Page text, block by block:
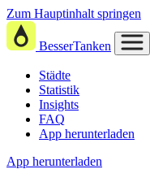
Zum Hauptinhalt springen
BesserTanken
Städte
Statistik
Insights
FAQ
App herunterladen
App herunterladen